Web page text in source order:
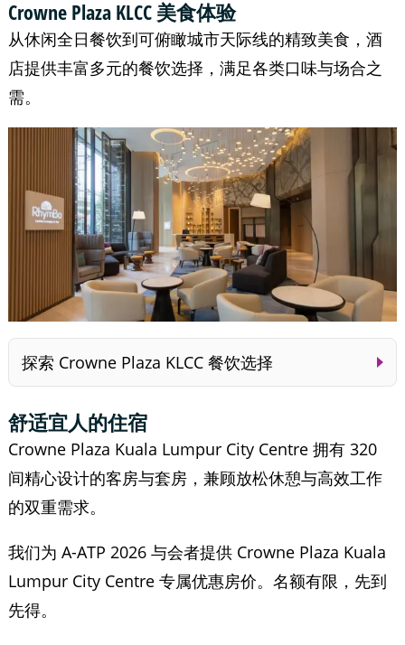
Crowne Plaza KLCC 美食体验
从休闲全日餐饮到可俯瞰城市天际线的精致美食，酒
店提供丰富多元的餐饮选择，满足各类口味与场合之
需。
探索 Crowne Plaza KLCC 餐饮选择
舒适宜人的住宿
Crowne Plaza Kuala Lumpur City Centre 拥有 320
间精心设计的客房与套房，兼顾放松休憩与高效工作
的双重需求。
我们为 A-ATP 2026 与会者提供 Crowne Plaza Kuala
Lumpur City Centre 专属优惠房价。名额有限，先到
先得。